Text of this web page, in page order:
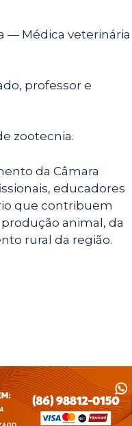
— Médica veterinária
professor e
zootecnia.
da Câmara
educadores
que contribuem
animal, da
rural da região.